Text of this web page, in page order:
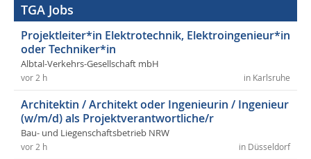
TGA Jobs
Projektleiter*in Elektrotechnik, Elektroingenieur*in
oder Techniker*in
Albtal-Verkehrs-Gesellschaft mbH
in Karlsruhe
vor 2 h
Architektin / Architekt oder Ingenieurin / Ingenieur
(w/m/d) als Projektverantwortliche/r
Bau- und Liegenschaftsbetrieb NRW
in Düsseldorf
vor 2 h